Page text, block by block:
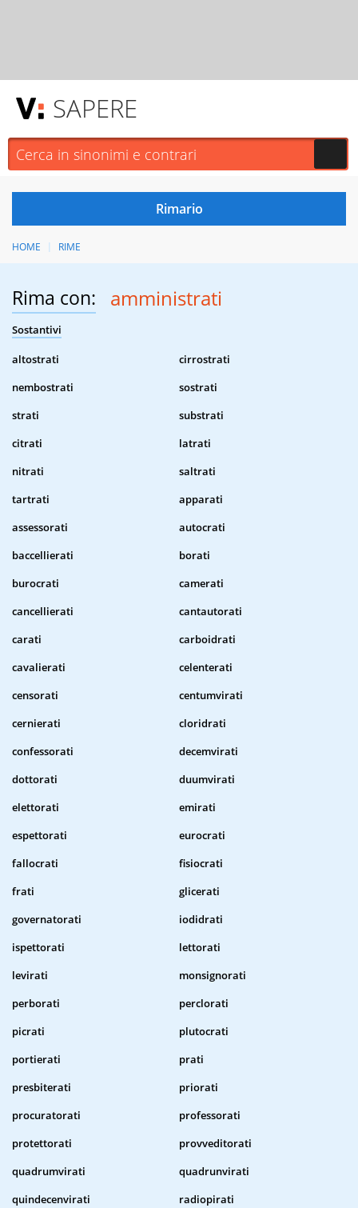
SAPERE
HOME RIME
Rima con: amministrati
Sostantivi
altostrati
cirrostrati
nembostrati
sostrati
strati
substrati
citrati
latrati
nitrati
saltrati
tartrati
apparati
assessorati
autocrati
baccellierati
borati
burocrati
camerati
cancellierati
cantautorati
carati
carboidrati
cavalierati
celenterati
censorati
centumvirati
cernierati
cloridrati
confessorati
decemvirati
dottorati
duumvirati
elettorati
emirati
espettorati
eurocrati
fallocrati
fisiocrati
frati
glicerati
governatorati
iodidrati
ispettorati
lettorati
levirati
monsignorati
perborati
perclorati
picrati
plutocrati
portierati
prati
presbiterati
priorati
procuratorati
professorati
protettorati
provveditorati
quadrumvirati
quadrunvirati
quindecenvirati
radiopirati